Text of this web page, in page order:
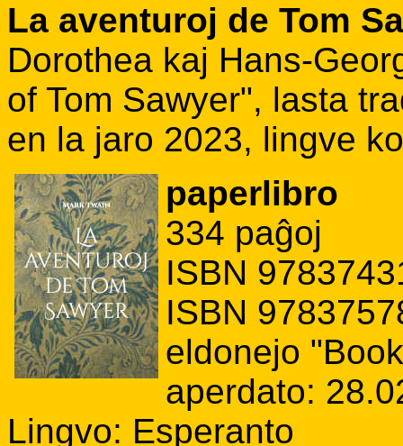
La aventuroj de Tom
Dorothea kaj Hans-
of Tom Sawyer", lasta
en la jaro 2023, lingve
paperlibro
334 paĝoj
ISBN
ISBN
eldonejo
aperdato:
Lingvo: Esperanto